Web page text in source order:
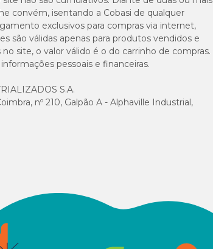
à fórmula;
fabricante recomenda as seguintes precauções:
convém, isentando a Cobasi de qualquer
exclusivos para compras via internet,
são válidas apenas para produtos vendidos e
site, o valor válido é o do carrinho de compras.
pessoais e financeiras.
S.A.
nº 210, Galpão A - Alphaville Industrial,